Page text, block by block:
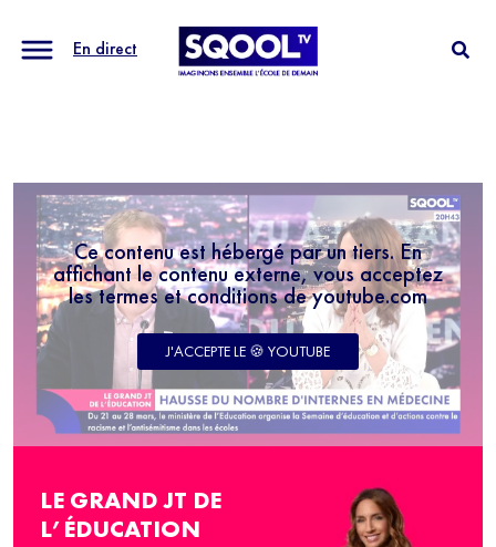
En direct
Ce contenu est hébergé par un tiers. En
affichant le contenu externe, vous acceptez
les termes et conditions de youtube.com
J'ACCEPTE LE 🍪 YOUTUBE
LE GRAND JT DE
L’ÉDUCATION